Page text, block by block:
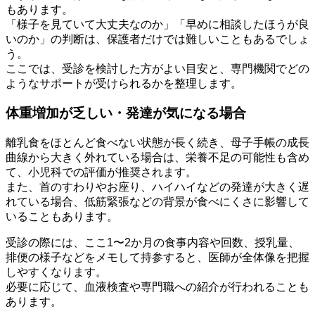
もあります。
「様子を見ていて大丈夫なのか」「早めに相談したほうが良
いのか」の判断は、保護者だけでは難しいこともあるでしょ
う。
ここでは、受診を検討した方がよい目安と、専門機関でどの
ようなサポートが受けられるかを整理します。
体重増加が乏しい・発達が気になる場合
離乳食をほとんど食べない状態が長く続き、母子手帳の成長
曲線から大きく外れている場合は、栄養不足の可能性も含め
て、小児科での評価が推奨されます。
また、首のすわりやお座り、ハイハイなどの発達が大きく遅
れている場合、低筋緊張などの背景が食べにくさに影響して
いることもあります。
受診の際には、ここ1〜2か月の食事内容や回数、授乳量、
排便の様子などをメモして持参すると、医師が全体像を把握
しやすくなります。
必要に応じて、血液検査や専門職への紹介が行われることも
あります。